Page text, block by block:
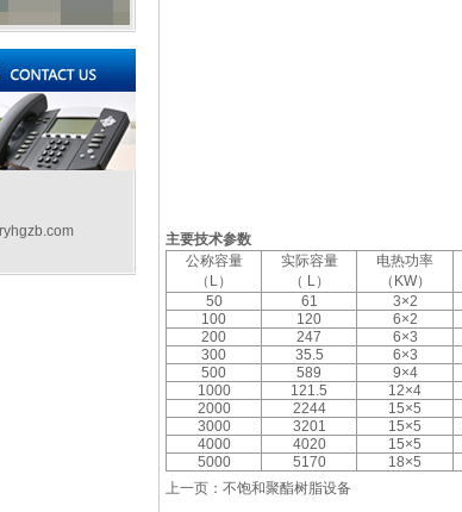
主要技术参数
公称容量
（L）
实际容量
（ L）
电热功率
（KW）
50
61 3×2
100
120 6×2
200
247 6×3
300
35.5 6×3
500
589 9×4
1000
121.5 12×4
2000
2244 15×5
3000
3201 15×5
4000
4020 15×5
5000
5170 18×5
上一页：不饱和聚酯树脂设备